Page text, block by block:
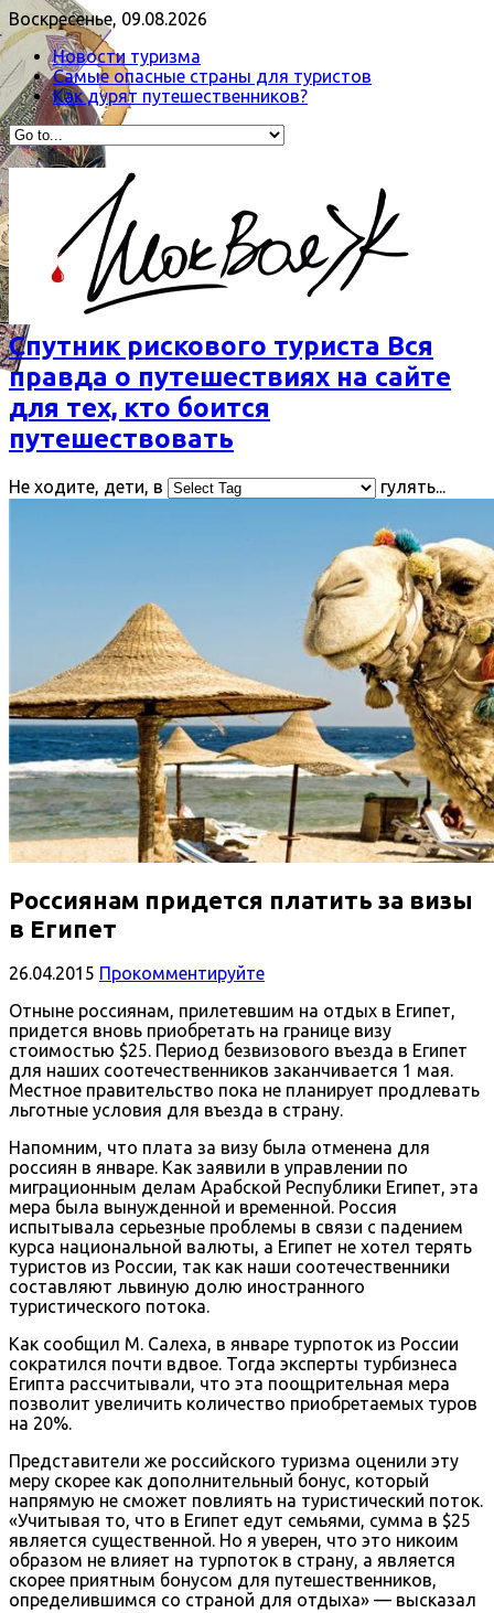
Воскресенье, 09.08.2026
Новости туризма
Самые опасные страны для туристов
Как дурят путешественников?
Спутник рискового туриста Вся
правда о путешествиях на сайте
для тех, кто боится
путешествовать
Не ходите, дети, в гулять...
Россиянам придется платить за визы
в Египет
26.04.2015 Прокомментируйте
Отныне россиянам, прилетевшим на отдых в Египет,
придется вновь приобретать на границе визу
стоимостью $25. Период безвизового въезда в Египет
для наших соотечественников заканчивается 1 мая.
Местное правительство пока не планирует продлевать
льготные условия для въезда в страну.
Напомним, что плата за визу была отменена для
россиян в январе. Как заявили в управлении по
миграционным делам Арабской Республики Египет, эта
мера была вынужденной и временной. Россия
испытывала серьезные проблемы в связи с падением
курса национальной валюты, а Египет не хотел терять
туристов из России, так как наши соотечественники
составляют львиную долю иностранного
туристического потока.
Как сообщил М. Салеха, в январе турпоток из России
сократился почти вдвое. Тогда эксперты турбизнеса
Египта рассчитывали, что эта поощрительная мера
позволит увеличить количество приобретаемых туров
на 20%.
Представители же российского туризма оценили эту
меру скорее как дополнительный бонус, который
напрямую не сможет повлиять на туристический поток.
«Учитывая то, что в Египет едут семьями, сумма в $25
является существенной. Но я уверен, что это никоим
образом не влияет на турпоток в страну, а является
скорее приятным бонусом для путешественников,
определившимся со страной для отдыха» — высказал